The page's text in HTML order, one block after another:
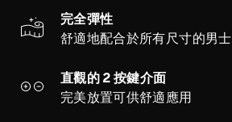
完全彈性
舒適地配合於所有尺寸的男士
直觀的 2 按鍵介面
完美放置可供舒適應用